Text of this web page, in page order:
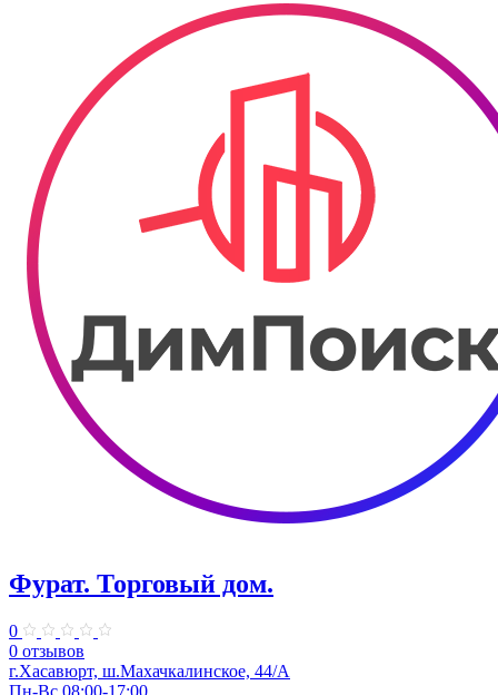
Фурат. ​Торговый дом.
0
0 отзывов
г.Хасавюрт, ш.Махачкалинское, 44/А
Пн-Вс 08:00-17:00